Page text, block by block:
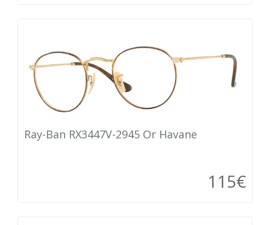
Ray-Ban RX3447V-2945 Or Havane
115€